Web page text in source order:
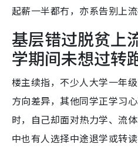
起薪一半都冇，亦系告别上
基层错过脱贫上
学期间未想过转
楼主续指，不少人大学一年
方向差异，其他同学正学习
时，自己却面对热力学、流
中也有人选择中途退学或转